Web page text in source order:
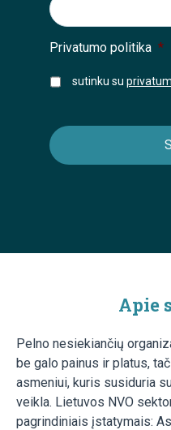
Privatumo politika *
sutinku su
Apie
Pelno nesiekiančių
be galo painus ir platus,
asmeniui, kuris susiduria
veikla. Lietuvos NVO
pagrindiniais įstatymais: